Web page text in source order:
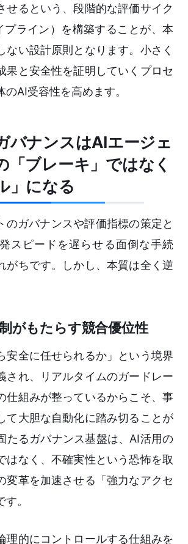
せるという、段階的な評価サイク
プライン）を構築することが、本
ない設計原則となります。小さく
果と安全性を証明していくプロセ
のAI受容性を高めます。
バナンスはAIエージェ
「ブレーキ」ではなく
」になる
のガバナンスや評価指標の策定と
スピードを遅らせる面倒な手続
がちです。しかし、本質は全く逆
がもたらす競合優位性
安全に任せられるか」という境界
され、リアルタイムのガードレー
仕組みが整っているからこそ、事
て大胆な自動化に踏み切ることが
たるガバナンス基盤は、AI活用の
はなく、不確実性という恐怖を取
変革を加速させる「強力なアクセ
。
理的にコントロールする仕組みを